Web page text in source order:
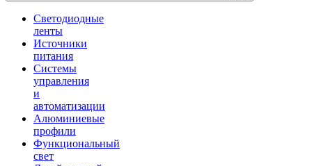
Светодиодные
ленты
Источники
питания
Системы
управления
и
автоматизации
Алюминиевые
профили
Функциональный
свет